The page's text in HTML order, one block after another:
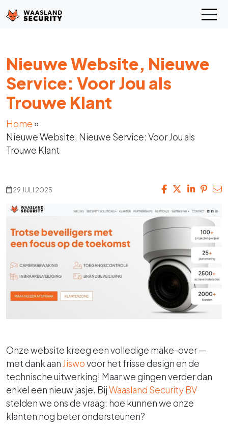
Nieuwe Website, Nieuwe
Service: Voor Jou als
Trouwe Klant
Home»
Nieuwe Website, Nieuwe Service: Voor Jou als
Trouwe Klant
29 JULI 2025
Onze website kreeg een volledige make-over —
met dank aan Jiswovoor het frisse design en de
technische uitwerking! Maar we gingen verder dan
enkel een nieuw jasje. BijWaasland Security BV
stelden we ons de vraag: hoe kunnen we onze
klanten nog beter ondersteunen?